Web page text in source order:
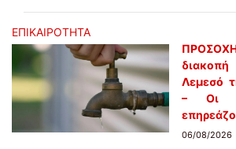
ΕΠΙΚΑΙΡΟΤΗΤΑ
Λεμεσό
– Οι
06/08/2026